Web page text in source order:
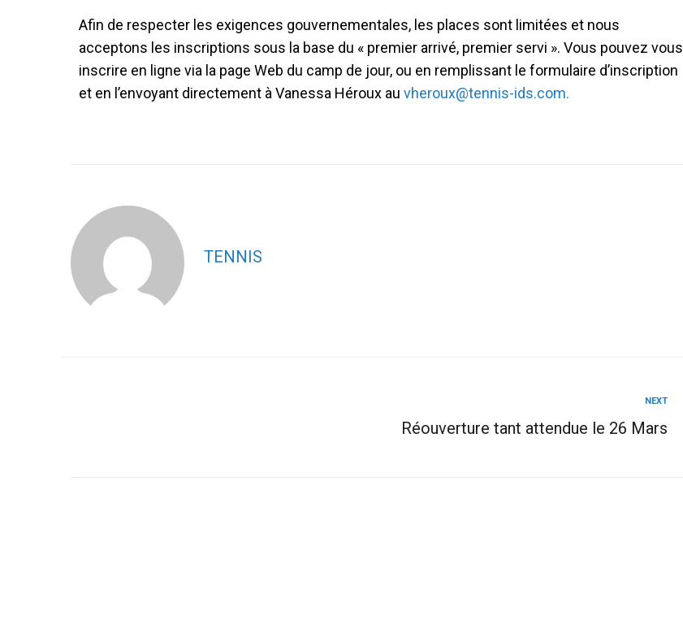
Afin de respecter les exigences gouvernementales, les places sont limitées et nous
acceptons les inscriptions sous la base du « premier arrivé, premier servi ». Vous pouvez vous
inscrire en ligne via la page Web du camp de jour, ou en remplissant le formulaire d’inscription
et en l’envoyant directement à Vanessa Héroux au vheroux@tennis-ids.com.
TENNIS
NEXT
Réouverture tant attendue le 26 Mars